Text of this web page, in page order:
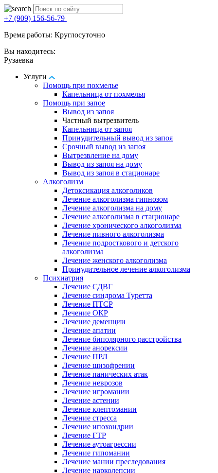
+7 (909) 156-56-79
Время работы: Круглосуточно
Вы находитесь:
Рузаевка
Услуги
Помощь при похмелье
Капельница от похмелья
Помощь при запое
Вывод из запоя
Частный вытрезвитель
Капельница от запоя
Принудительный вывод из запоя
Срочный вывод из запоя
Вытрезвление на дому
Вывод из запоя на дому
Вывод из запоя в стационаре
Алкоголизм
Детоксикация алкоголиков
Лечение алкоголизма гипнозом
Лечение алкоголизма на дому
Лечение алкоголизма в стационаре
Лечение хронического алкоголизма
Лечение пивного алкоголизма
Лечение подросткового и детского
алкоголизма
Лечение женского алкоголизма
Принудительное лечение алкоголизма
Психиатрия
Лечение СДВГ
Лечение синдрома Туретта
Лечение ПТСР
Лечение ОКР
Лечение деменции
Лечение апатии
Лечение биполярного расстройства
Лечение анорексии
Лечение ПРЛ
Лечение шизофрении
Лечение панических атак
Лечение неврозов
Лечение игромании
Лечение астении
Лечение клептомании
Лечение стресса
Лечение ипохондрии
Лечение ГТР
Лечение аутоагрессии
Лечение гипомании
Лечение мании преследования
Лечение нарколепсии